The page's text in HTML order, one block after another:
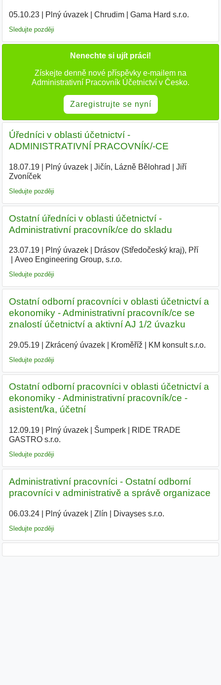
05.10.23| Plný úvazek| Chrudim| Gama Hard s.r.o.
Sledujte později
Nenechte si ujít práci!
Získejte denně nové příspěvky e-mailem na
Administrativní Pracovník Účetnictví v Česko.
Zaregistrujte se nyní
Úředníci v oblasti účetnictví -
ADMINISTRATIVNÍ PRACOVNÍK/-CE
18.07.19| Plný úvazek| Jičín, Lázně Bělohrad
Jiří
Zvoníček|
Sledujte později
Ostatní úředníci v oblasti účetnictví -
Administrativní pracovník/ce do skladu
23.07.19| Plný úvazek| Drásov (Středočeský kraj), Pří|
Aveo Engineering Group, s.r.o.
Sledujte později
Ostatní odborní pracovníci v oblasti účetnictví a
ekonomiky - Administrativní pracovník/ce se
znalostí účetnictví a aktivní AJ 1/2 úvazku
29.05.19| Zkrácený úvazek| Kroměříž KM konsult s.r.o.
Sledujte později
Ostatní odborní pracovníci v oblasti účetnictví a
ekonomiky - Administrativní pracovník/ce -
asistent/ka, účetní
12.09.19| Plný úvazek| Šumperk|
RIDE TRADE
GASTRO s.r.o.
Sledujte později
Administrativní pracovníci - Ostatní odborní
pracovníci v administrativě a správě organizace
06.03.24| Plný úvazek| Zlín Divayses s.r.o.
Sledujte později